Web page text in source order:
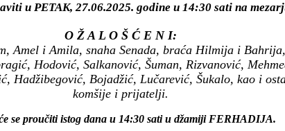
u PETAK, 27.06.2025. godine u 14:30 sati na
O Ž A L O Š Ć E N I:
Amel i Amila, snaha Senada, braća Hilmija i
Hodović, Salkanović, Šuman, Rizvanović,
Hadžibegović, Bojadžić, Lučarević, Šukalo, kao i
komšije i prijatelji.
se proučiti istog dana u 14:30 sati u džamiji FERHADIJA.